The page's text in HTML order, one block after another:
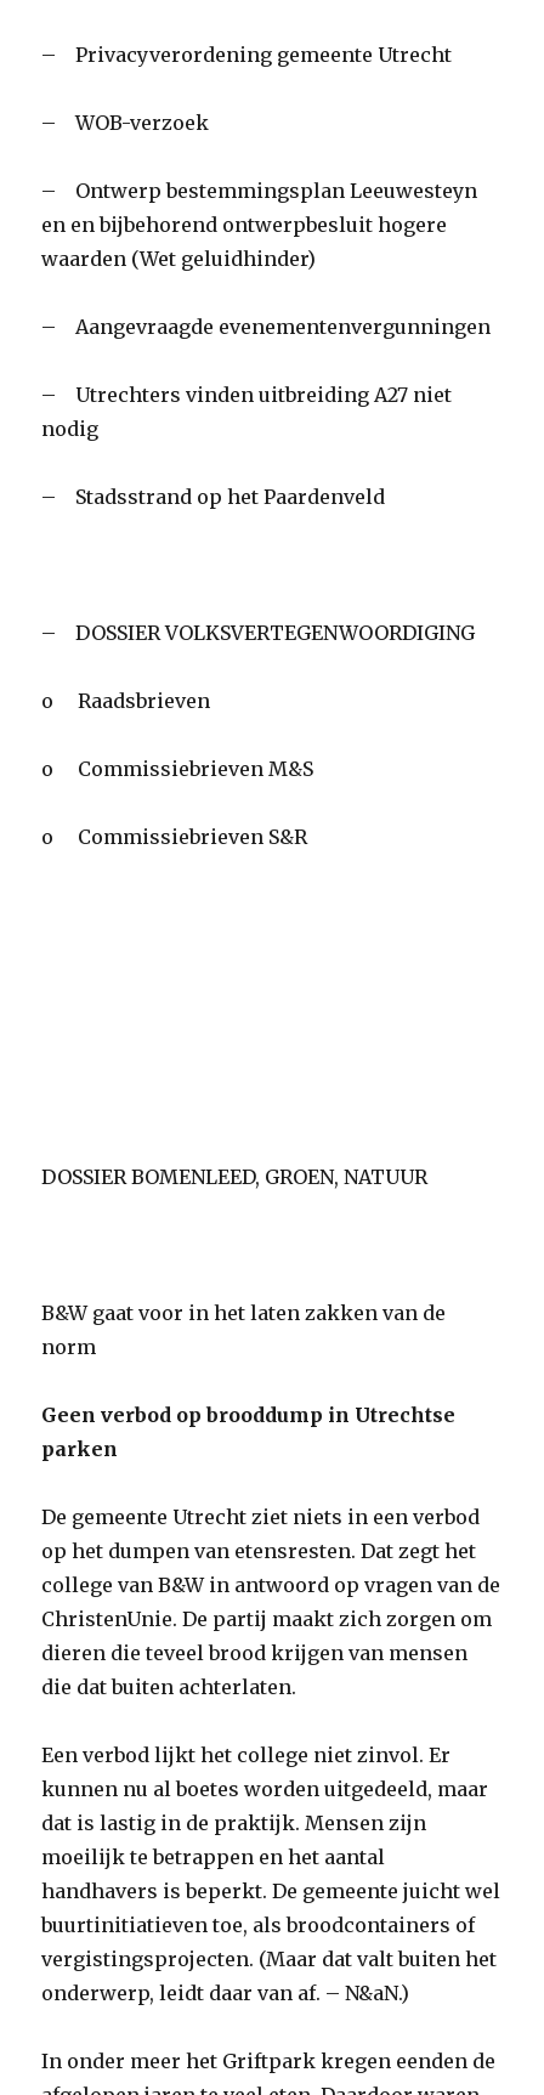
– Privacyverordening gemeente Utrecht
– WOB-verzoek
– Ontwerp bestemmingsplan Leeuwesteyn
en en bijbehorend ontwerpbesluit hogere
waarden (Wet geluidhinder)
– Aangevraagde evenementenvergunningen
– Utrechters vinden uitbreiding A27 niet
nodig
– Stadsstrand op het Paardenveld
– DOSSIER VOLKSVERTEGENWOORDIGING
o Raadsbrieven
o Commissiebrieven M&S
o Commissiebrieven S&R
DOSSIER BOMENLEED, GROEN, NATUUR
B&W gaat voor in het laten zakken van de
norm
Geen verbod op brooddump in Utrechtse
parken
De gemeente Utrecht ziet niets in een verbod
op het dumpen van etensresten. Dat zegt het
college van B&W in antwoord op vragen van de
ChristenUnie. De partij maakt zich zorgen om
dieren die teveel brood krijgen van mensen
die dat buiten achterlaten.
Een verbod lijkt het college niet zinvol. Er
kunnen nu al boetes worden uitgedeeld, maar
dat is lastig in de praktijk. Mensen zijn
moeilijk te betrappen en het aantal
handhavers is beperkt. De gemeente juicht wel
buurtinitiatieven toe, als broodcontainers of
vergistingsprojecten. (Maar dat valt buiten het
onderwerp, leidt daar van af. – N&aN.)
In onder meer het Griftpark kregen eenden de